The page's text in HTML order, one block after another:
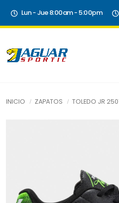
Lun - Jue 8:00am - 5:00pm
INICIO ZAPATOS TOLEDO JR